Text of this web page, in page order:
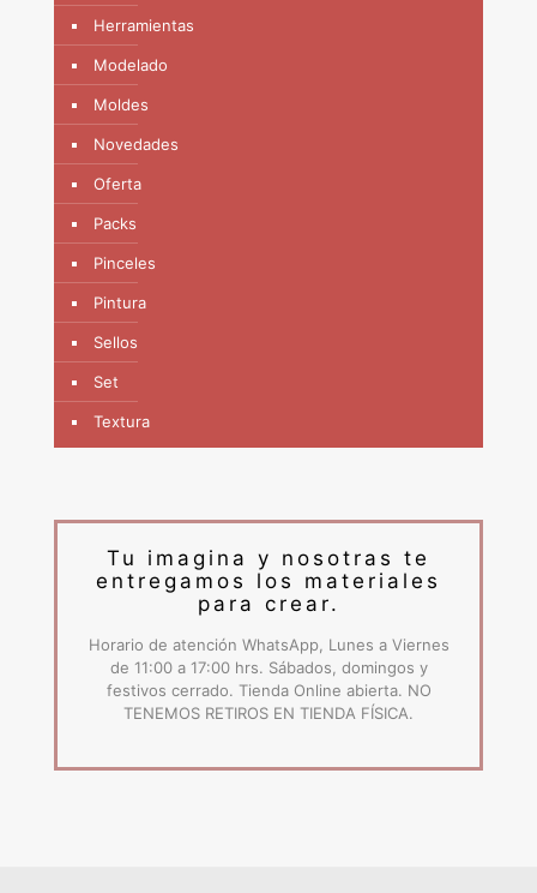
Herramientas
Modelado
Moldes
Novedades
Oferta
Packs
Pinceles
Pintura
Sellos
Set
Textura
Tu imagina y nosotras te
entregamos los materiales
para crear.
Horario de atención WhatsApp, Lunes a Viernes
de 11:00 a 17:00 hrs. Sábados, domingos y
festivos cerrado. Tienda Online abierta. NO
TENEMOS RETIROS EN TIENDA FÍSICA.